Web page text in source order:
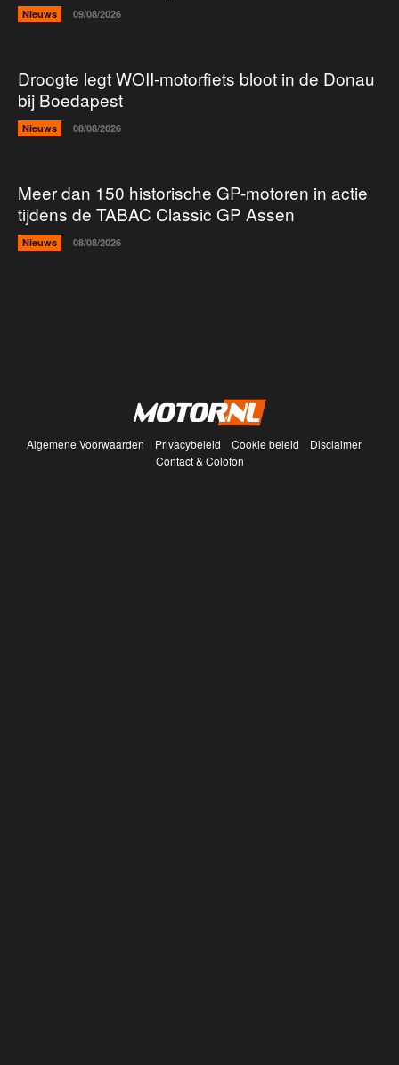
Nieuws 09/08/2026
Droogte legt WOII-motorfiets bloot in de Donau
bij Boedapest
Nieuws 08/08/2026
Meer dan 150 historische GP-motoren in actie
tijdens de TABAC Classic GP Assen
Nieuws 08/08/2026
Algemene Voorwaarden Privacybeleid Cookie beleid
Disclaimer
Contact & Colofon